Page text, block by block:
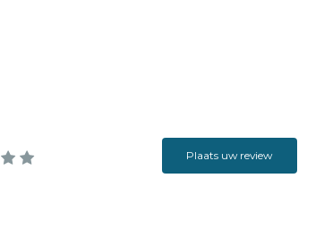
Plaats uw review